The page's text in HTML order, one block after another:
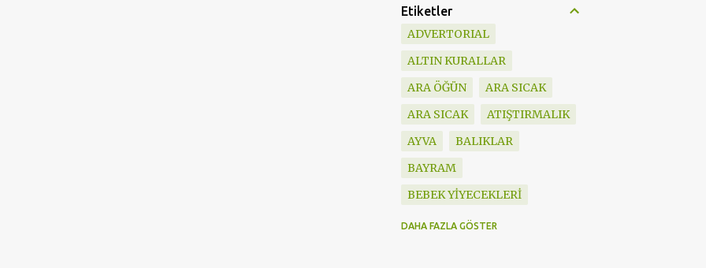
Etiketler
ADVERTORIAL
ALTIN KURALLAR
ARA ÖĞÜN
ARA SICAK
ARA SICAK
ATIŞTIRMALIK
AYVA
BALIKLAR
BAYRAM
BEBEK YİYECEKLERİ
BESLENME ÇANTASI
DAHA FAZLA GÖSTER